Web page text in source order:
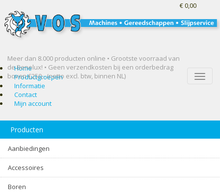
Meer dan 8.000 producten online • Grootste voorraad van
de Benelux! • Geen verzendkosten bij een orderbedrag
boven €250,- (netto excl. btw, binnen NL)
€ 0,00
Toggle
Home
Productgroepen
Informatie
Contact
Mijn account
Producten
Aanbiedingen
Accessoires
Boren